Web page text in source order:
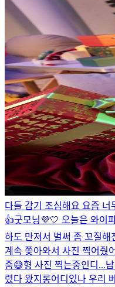
다들 감기 조심해요 요즘 너
👍굿모닝💜🤍 오늘은 와이
하도 만져서 벌써 좀 꼬질해
계속 쫒아와서 사진 찍어줬
줌😅형 사진 찍는중인디...
렸다 왔지롱어디있나 우리